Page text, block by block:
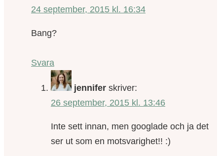
24 september, 2015 kl. 16:34
Bang?
Svara
jennifer skriver:
26 september, 2015 kl. 13:46
Inte sett innan, men googlade och ja det
ser ut som en motsvarighet!! :)